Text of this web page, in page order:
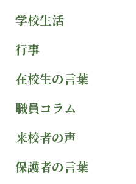
学校生活
行事
在校生の言葉
職員コラム
来校者の声
保護者の言葉